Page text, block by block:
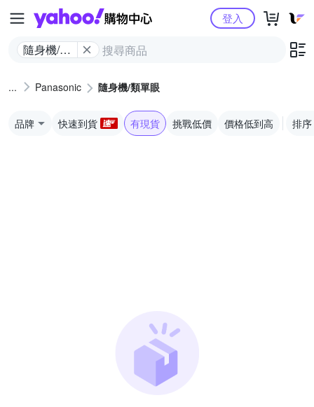
Yahoo購物中心
隨身機/類
登入
Panasonic 隨身機/類單眼
品牌 快速到貨 有現貨 挑戰低價 價格低到高 排序